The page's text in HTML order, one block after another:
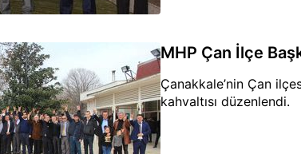
MHP Çan İlçe
Çanakkale’nin Çan
kahvaltısı düzenlendi.